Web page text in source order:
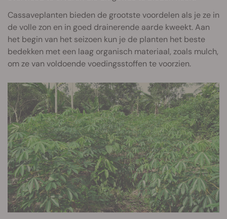
Cassaveplanten bieden de grootste voordelen als je ze in
de volle zon en in goed drainerende aarde kweekt. Aan
het begin van het seizoen kun je de planten het beste
bedekken met een laag organisch materiaal, zoals mulch,
om ze van voldoende voedingsstoffen te voorzien.